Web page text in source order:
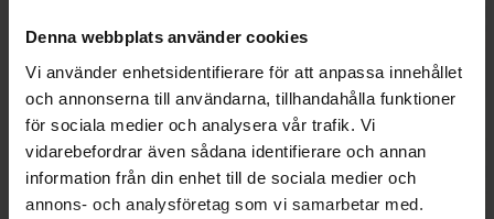
Denna webbplats använder cookies
Vi använder enhetsidentifierare för att anpassa innehållet
och annonserna till användarna, tillhandahålla funktioner
för sociala medier och analysera vår trafik. Vi
vidarebefordrar även sådana identifierare och annan
information från din enhet till de sociala medier och
annons- och analysföretag som vi samarbetar med.